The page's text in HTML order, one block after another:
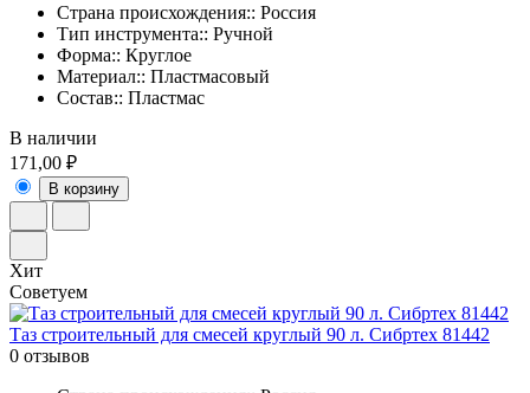
Страна происхождения:: Россия
Тип инструмента:: Ручной
Форма:: Круглое
Материал:: Пластмасовый
Состав:: Пластмас
В наличии
171,00 ₽
В корзину
Хит
Советуем
Таз строительный для смесей круглый 90 л. Сибртех 81442
0 отзывов